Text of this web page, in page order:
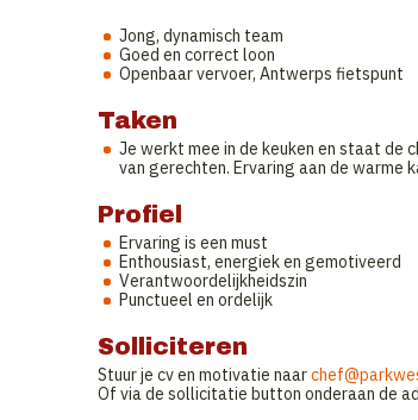
Jong, dynamisch team
Goed en correct loon
Openbaar vervoer, Antwerps fietspunt
Taken
Je werkt mee in de keuken en staat de
van gerechten. Ervaring aan de warme
Profiel
Ervaring is een must
Enthousiast, energiek en gemotiveerd
Verantwoordelijkheidszin
Punctueel en ordelijk
Solliciteren
Stuur je cv en motivatie naar
Of via de sollicitatie button onderaan de